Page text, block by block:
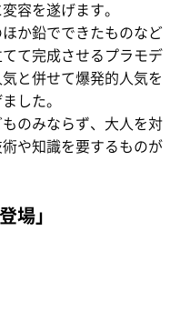
容を遂げます。
か鉛でできたものなど
て完成させるプラモデ
と併せて爆発的人気を
した。
のみならず、大人を対
や知識を要するものが
場」